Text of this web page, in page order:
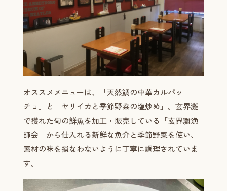
オススメメニューは、「天然鯛の中華カルパッ
チョ」と「ヤリイカと季節野菜の塩炒め」。⽞界灘
で獲れた旬の鮮⿂を加⼯・販売している「玄界灘漁
師会」から仕入れる新鮮な魚介と季節野菜を使い、
素材の味を損なわないように丁寧に調理されていま
す。